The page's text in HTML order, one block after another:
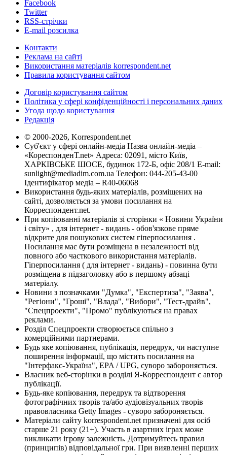
Facebook
Twitter
RSS-стрічки
E-mail розсилка
Контакти
Реклама на сайті
Використання матеріалів korrespondent.net
Правила користування сайтом
Договір користування сайтом
Політика у сфері конфіденційності і персональних даних
Угода щодо користування
Редакція
© 2000-2026, Korrespondent.net
Суб'єкт у сфері онлайн-медіа Назва онлайн-медіа –
«КореспонденТ.net» Адреса: 02091, місто Київ,
ХАРКІВСЬКЕ ШОСЕ, будинок 172-Б, офіс 208/1 E-mail:
sunlight@mediadim.com.ua Телефон: 044-205-43-00
Ідентифікатор медіа – R40-06068
Використання будь-яких матеріалів, розміщених на
сайті, дозволяється за умови посилання на
Корреспондент.net.
При копіюванні матеріалів зі сторінки « Новини України
і світу» , для інтернет - видань - обов'язкове пряме
відкрите для пошукових систем гіперпосилання .
Посилання має бути розміщена в незалежності від
повного або часткового використання матеріалів.
Гіперпосилання ( для інтернет - видань) - повинна бути
розміщена в підзаголовку або в першому абзаці
матеріалу.
Новини з позначками "Думка", "Експертиза", "Заява",
"Регіони", "Гроші", "Влада", "Вибори", "Тест-драйв",
"Спецпроекти", "Промо" публікуються на правах
реклами.
Розділ Спецпроекти створюється спільно з
комерційними партнерами.
Будь яке копіювання, публікація, передрук, чи наступне
поширення інформації, що містить посилання на
"Інтерфакс-Україна", EPA / UPG, суворо забороняється.
Власник веб-сторінки в розділі Я-Корреспондент є автор
публікації.
Будь-яке копіювання, передрук та відтворення
фотографічних творів та/або аудіовізуальних творів
правовласника Getty Images - суворо забороняється.
Матеріали сайту korrespondent.net призначені для осіб
старше 21 року (21+). Участь в азартних іграх може
викликати ігрову залежність. Дотримуйтесь правил
(принципів) відповідальної гри. При виявленні перших